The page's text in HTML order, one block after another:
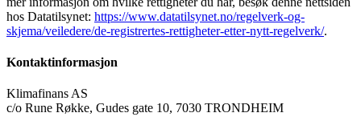
hos Datatilsynet: https://www.datatilsynet.no/regelverk-og-
skjema/veiledere/de-registrertes-rettigheter-etter-nytt-regelverk/.
Kontaktinformasjon
Klimafinans AS
c/o Rune Røkke, Gudes gate 10, 7030 TRONDHEIM